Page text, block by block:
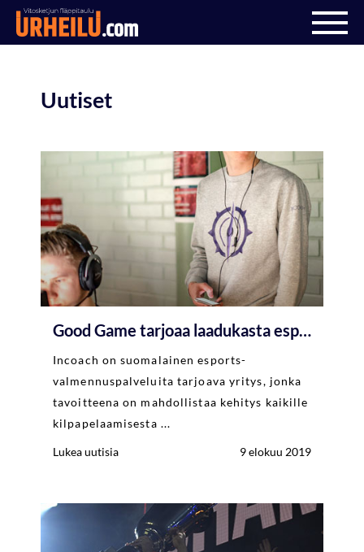
Uutiset
Good Game tarjoaa laadukasta esports valmennusta Suomessa oppilaitoksille
Incoach on suomalainen esports-
valmennuspalveluita tarjoava yritys, jonka
tavoitteena on mahdollistaa kehitys kaikille
kilpapelaamisesta ...
Lukea uutisia 9 elokuu 2019